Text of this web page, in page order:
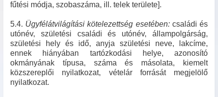
fűtési módja, szobaszáma, ill. telek területe].
5.4. Ügyfélátvilágítási kötelezettség esetében:családi és
utónév, születési családi és utónév, állampolgárság,
születési hely és idő, anyja születési neve, lakcíme,
ennek hiányában tartózkodási helye, azonosító
okmányának típusa, száma és másolata, kiemelt
közszereplői nyilatkozat, vételár forrását megjelölő
nyilatkozat.